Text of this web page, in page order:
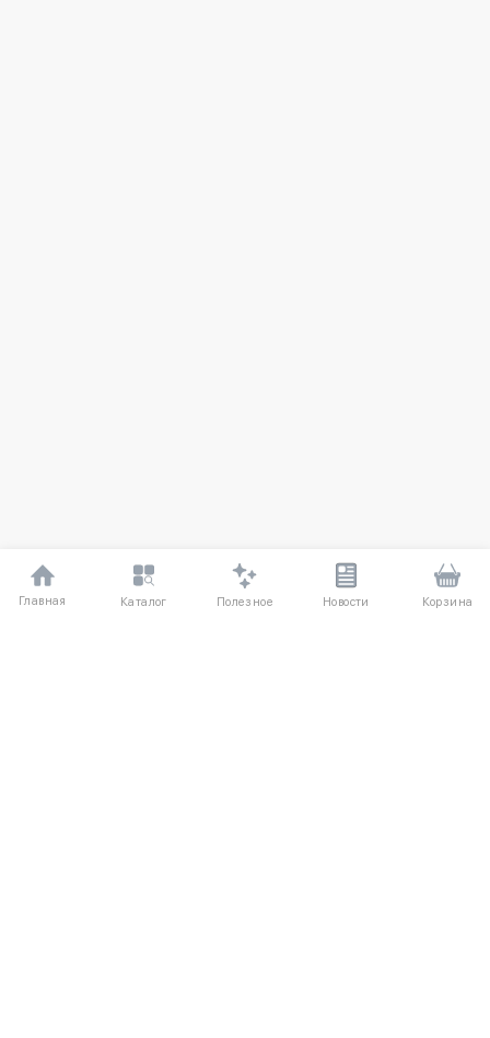
Главная Каталог Полезное Новости Корзина